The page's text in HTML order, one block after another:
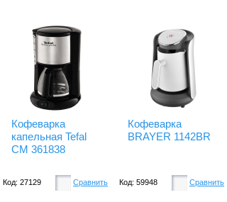
Кофеварка
капельная Tefal
CM 361838
Код: 27129 Сравнить
Кофеварка
BRAYER 1142BR
Код: 59948 Сравнить